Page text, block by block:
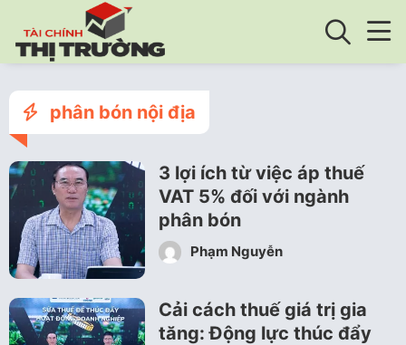
phân bón nội địa
3 lợi ích từ việc áp thuế
VAT 5% đối với ngành
phân bón
Phạm Nguyễn
Cải cách thuế giá trị gia
tăng: Động lực thúc đẩy